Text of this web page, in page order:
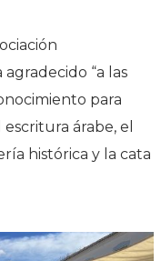
“a las
para
árabe, el
histórica y la cata